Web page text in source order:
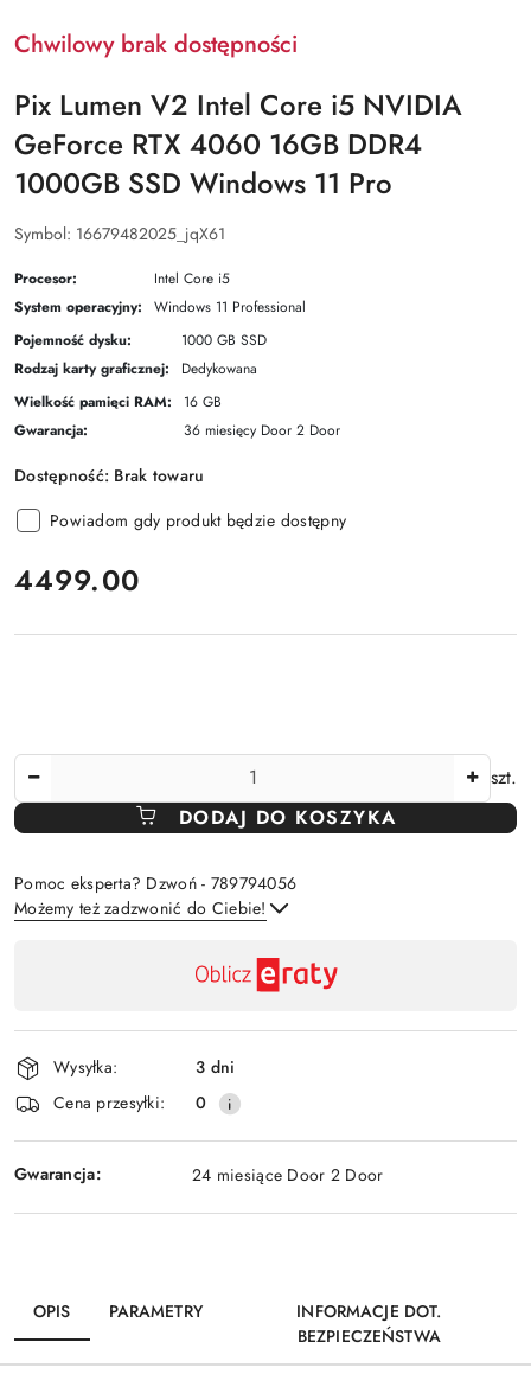
Chwilowy brak dostępności
Pix Lumen V2 Intel Core i5 NVIDIA
GeForce RTX 4060 16GB DDR4
1000GB SSD Windows 11 Pro
Symbol: 16679482025_jqX61
Procesor:
Intel Core i5
System operacyjny:
Windows 11 Professional
Pojemność dysku:
1000 GB SSD
Rodzaj karty graficznej:
Dedykowana
Wielkość pamięci RAM:
16 GB
Gwarancja:
36 miesięcy Door 2 Door
Dostępność: Brak towaru
Powiadom gdy produkt będzie dostępny
cena:
4499.00
szt.
DODAJ DO KOSZYKA
Pomoc eksperta? Dzwoń - 789794056
Możemy też zadzwonić do Ciebie!
płatność
i
dostawa
Wysyłka:
3 dni
Cena przesyłki:
0
Gwarancja: 24 miesiące Door 2 Door
OPIS PARAMETRY
INFORMACJE DOT.
BEZPIECZEŃSTWA